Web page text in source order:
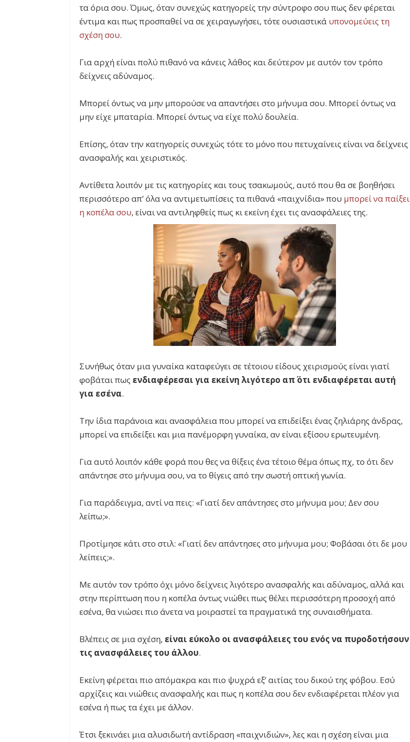
τα όρια σου. Όμως, όταν συνεχώς κατηγορείς την σύντροφο σου πως δεν φέρεται
έντιμα και πως προσπαθεί να σε χειραγωγήσει, τότε ουσιαστικά υπονομεύεις τη
σχέση σου.
Για αρχή είναι πολύ πιθανό να κάνεις λάθος και δεύτερον με αυτόν τον τρόπο
δείχνεις αδύναμος.
Μπορεί όντως να μην μπορούσε να απαντήσει στο μήνυμα σου. Μπορεί όντως να
μην είχε μπαταρία. Μπορεί όντως να είχε πολύ δουλεία.
Επίσης, όταν την κατηγορείς συνεχώς τότε το μόνο που πετυχαίνεις είναι να δείχνεις
ανασφαλής και χειριστικός.
Αντίθετα λοιπόν με τις κατηγορίες και τους τσακωμούς, αυτό που θα σε βοηθήσει
περισσότερο απ’ όλα να αντιμετωπίσεις τα πιθανά «παιχνίδια» που μπορεί να παίξει
η κοπέλα σου, είναι να αντιληφθείς πως κι εκείνη έχει τις ανασφάλειες της.
Συνήθως όταν μια γυναίκα καταφεύγει σε τέτοιου είδους χειρισμούς είναι γιατί
φοβάται πως ενδιαφέρεσαι για εκείνη λιγότερο απ΄ ότι ενδιαφέρεται αυτή
για εσένα.
Την ίδια παράνοια και ανασφάλεια που μπορεί να επιδείξει ένας ζηλιάρης άνδρας,
μπορεί να επιδείξει και μια πανέμορφη γυναίκα, αν είναι εξίσου ερωτευμένη.
Για αυτό λοιπόν κάθε φορά που θες να θίξεις ένα τέτοιο θέμα όπως πχ, το ότι δεν
απάντησε στο μήνυμα σου, να το θίγεις από την σωστή οπτική γωνία.
Για παράδειγμα, αντί να πεις: «Γιατί δεν απάντησες στο μήνυμα μου; Δεν σου
λείπω;».
Προτίμησε κάτι στο στιλ: «Γιατί δεν απάντησες στο μήνυμα μου; Φοβάσαι ότι δε μου
λείπεις;».
Με αυτόν τον τρόπο όχι μόνο δείχνεις λιγότερο ανασφαλής και αδύναμος, αλλά και
στην περίπτωση που η κοπέλα όντως νιώθει πως θέλει περισσότερη προσοχή από
εσένα, θα νιώσει πιο άνετα να μοιραστεί τα πραγματικά της συναισθήματα.
Βλέπεις σε μια σχέση, είναι εύκολο οι ανασφάλειες του ενός να πυροδοτήσουν
τις ανασφάλειες του άλλου.
Εκείνη φέρεται πιο απόμακρα και πιο ψυχρά εξ’ αιτίας του δικού της φόβου. Εσύ
αρχίζεις και νιώθεις ανασφαλής και πως η κοπέλα σου δεν ενδιαφέρεται πλέον για
εσένα ή πως τα έχει με άλλον.
Έτσι ξεκινάει μια αλυσιδωτή αντίδραση «παιχνιδιών», λες και η σχέση είναι μια